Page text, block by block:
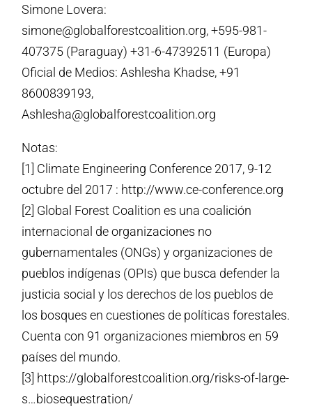
Simone Lovera:
simone@globalforestcoalition.org, +595-981-
407375 (Paraguay) +31-6-47392511 (Europa)
Oficial de Medios: Ashlesha Khadse, +91
8600839193,
Ashlesha@globalforestcoalition.org
Notas:
[1] Climate Engineering Conference 2017, 9-12
octubre del 2017 : http://www.ce-conference.org
[2] Global Forest Coalition es una coalición
internacional de organizaciones no
gubernamentales (ONGs) y organizaciones de
pueblos indígenas (OPIs) que busca defender la
justicia social y los derechos de los pueblos de
los bosques en cuestiones de políticas forestales.
Cuenta con 91 organizaciones miembros en 59
países del mundo.
[3] https://globalforestcoalition.org/risks-of-large-
s…biosequestration/